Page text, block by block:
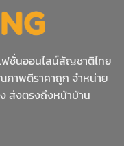
ฟชั่นออนไลน์สัญชาติไทย
ภาพดีราคาถูก จำหน่าย
ส่งตรงถึงหน้าบ้าน